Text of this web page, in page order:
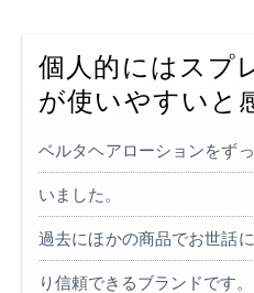
個人的にはスプ
が使いやすいと
ベルタヘアローションをず
いました。
過去にほかの商品でお世話
り信頼できるブランドです。